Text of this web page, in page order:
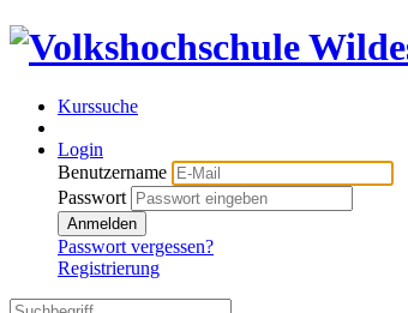
Kurssuche
Login
Benutzername
Passwort
Anmelden
Passwort vergessen?
Registrierung